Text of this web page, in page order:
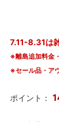
7.11-8.31は
※離島追加料金
※セール品・ア
ポイント：